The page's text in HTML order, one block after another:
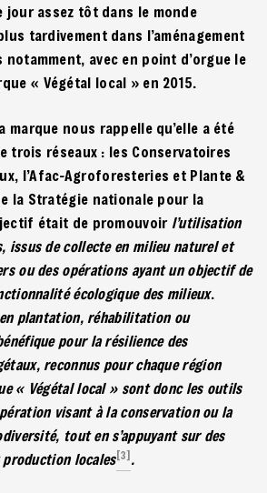
jour assez tôt dans le monde
tardivement dans l’aménagement
avec en point d’orgue le
« Végétal local » en 2015.
marque nous rappelle qu’elle a été
trois réseaux : les Conservatoires
l’Afac-Agroforesteries et Plante &
la Stratégie nationale pour la
était de promouvoir l’utilisation
issus de collecte en milieu naturel et
ou des opérations ayant un objectif de
écologique des milieux.
plantation, réhabilitation ou
pour la résilience des
reconnus pour chaque région
« Végétal local » sont donc les outils
visant à la conservation ou la
tout en s’appuyant sur des
locales[3].